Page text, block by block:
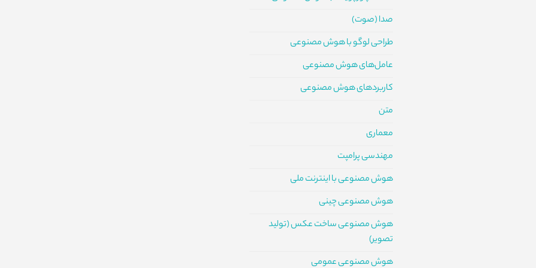
صدا (صوت)
طراحی لوگو با هوش مصنوعی
عامل‌های هوش مصنوعی
کاربردهای هوش مصنوعی
متن
معماری
مهندسی پرامپت
هوش مصنوعی با اینترنت ملی
هوش مصنوعی چینی
هوش مصنوعی ساخت عکس (تولید
تصویر)
هوش مصنوعی عمومی